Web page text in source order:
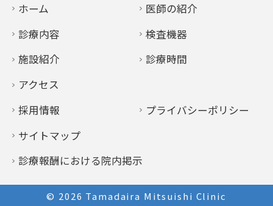
ホーム
医師の紹介
診療内容
検査機器
施設紹介
診療時間
アクセス
採用情報
プライバシーポリシー
サイトマップ
診療報酬における院内掲示
© 2026 Tamadaira Mitsuishi Clinic